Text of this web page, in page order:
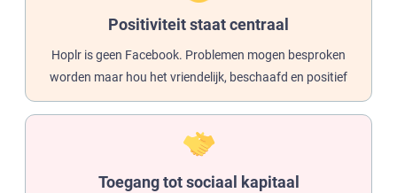
Positiviteit staat centraal
Hoplr is geen Facebook. Problemen mogen besproken
worden maar hou het vriendelijk, beschaafd en positief
Toegang tot sociaal kapitaal